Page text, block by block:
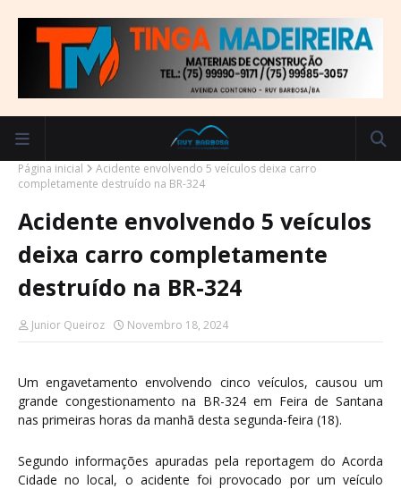
Página inicial
Acidente envolvendo 5 veículos deixa carro
completamente destruído na BR-324
Acidente envolvendo 5 veículos
deixa carro completamente
destruído na BR-324
Junior Queiroz Novembro 18, 2024
Um engavetamento envolvendo cinco veículos, causou um
grande congestionamento na BR-324 em Feira de Santana
nas primeiras horas da manhã desta segunda-feira (18).
Segundo informações apuradas pela reportagem do Acorda
Cidade no local, o acidente foi provocado por um veículo